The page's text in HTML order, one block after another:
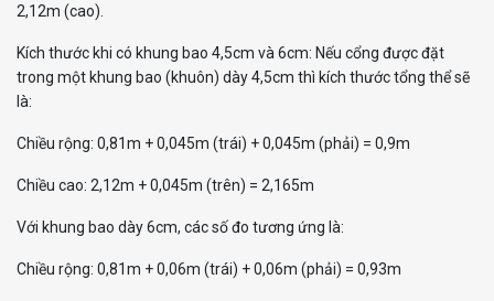
2,12m (cao).
Kích thước khi có khung bao 4,5cm và 6cm: Nếu cổng được đặt
trong một khung bao (khuôn) dày 4,5cm thì kích thước tổng thể sẽ
là:
Chiều rộng: 0,81m + 0,045m (trái) + 0,045m (phải) = 0,9m
Chiều cao: 2,12m + 0,045m (trên) = 2,165m
Với khung bao dày 6cm, các số đo tương ứng là:
Chiều rộng: 0,81m + 0,06m (trái) + 0,06m (phải) = 0,93m